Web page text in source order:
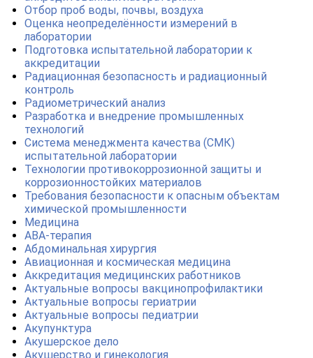
Отбор проб воды, почвы, воздуха
Оценка неопределённости измерений в
лаборатории
Подготовка испытательной лаборатории к
аккредитации
Радиационная безопасность и радиационный
контроль
Радиометрический анализ
Разработка и внедрение промышленных
технологий
Система менеджмента качества (СМК)
испытательной лаборатории
Технологии противокоррозионной защиты и
коррозионностойких материалов
Требования безопасности к опасным объектам
химической промышленности
Медицина
АВА-терапия
Абдоминальная хирургия
Авиационная и космическая медицина
Аккредитация медицинских работников
Актуальные вопросы вакцинопрофилактики
Актуальные вопросы гериатрии
Актуальные вопросы педиатрии
Акупунктура
Акушерское дело
Акушерство и гинекология